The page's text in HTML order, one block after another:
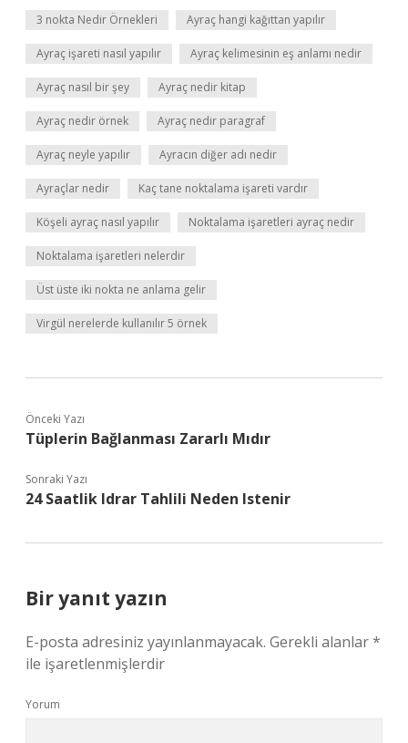
3 nokta Nedir Örnekleri Ayraç hangi kağıttan yapılır
Ayraç işareti nasıl yapılır Ayraç kelimesinin eş anlamı nedir
Ayraç nasıl bir şey Ayraç nedir kitap
Ayraç nedir örnek Ayraç nedir paragraf
Ayraç neyle yapılır Ayracın diğer adı nedir
Ayraçlar nedir Kaç tane noktalama işareti vardır
Köşeli ayraç nasıl yapılır Noktalama işaretleri ayraç nedir
Noktalama işaretleri nelerdir
Üst üste iki nokta ne anlama gelir
Virgül nerelerde kullanılır 5 örnek
Önceki Yazı
Tüplerin Bağlanması Zararlı Mıdır
Sonraki Yazı
24 Saatlik Idrar Tahlili Neden Istenir
Bir yanıt yazın
E-posta adresiniz yayınlanmayacak. Gerekli alanlar*
ile işaretlenmişlerdir
Yorum